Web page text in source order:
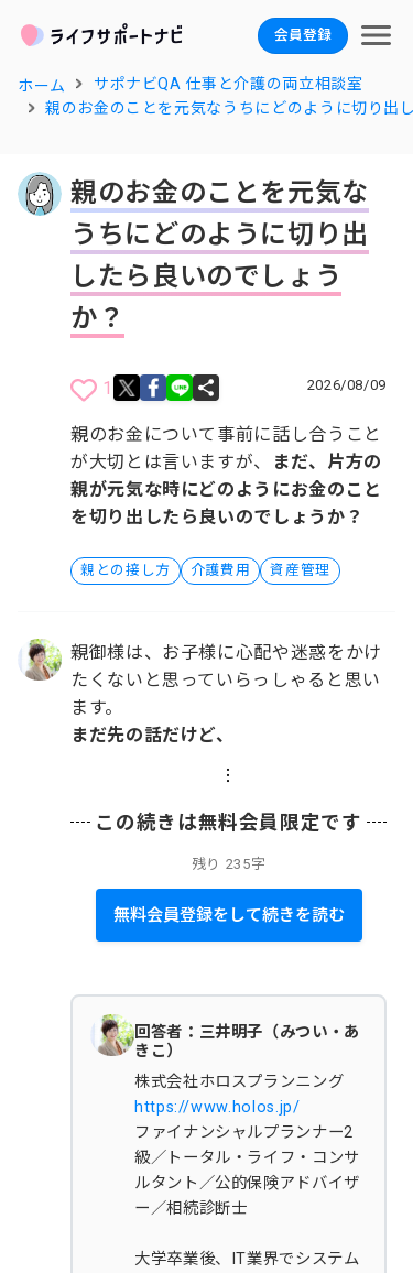
会員登録
ホーム
サポナビQA 仕事と介護の両立相談室
親のお金のことを元気なうちにどのように切り出
親のお金のことを元気な
うちにどのように切り出
したら良いのでしょう
か？
1 2026/08/09
親のお金について事前に話し合うこと
が大切とは言いますが、
まだ、片方の
親が元気な時にどのようにお金のこと
を切り出したら良いのでしょうか？
親との接し方 介護費用 資産管理
親御様は、お子様に心配や迷惑をかけ
たくないと思っていらっしゃると思い
ます。
まだ先の話だけど、
この続きは無料会員限定です
残り 235字
無料会員登録をして続きを読む
回答者：三井明子（みつい・あ
きこ）
株式会社ホロスプランニング
https://www.holos.jp/
ファイナンシャルプランナー2
級／トータル・ライフ・コンサ
ルタント／公的保険アドバイザ
ー／相続診断士
大学卒業後、IT業界でシステム